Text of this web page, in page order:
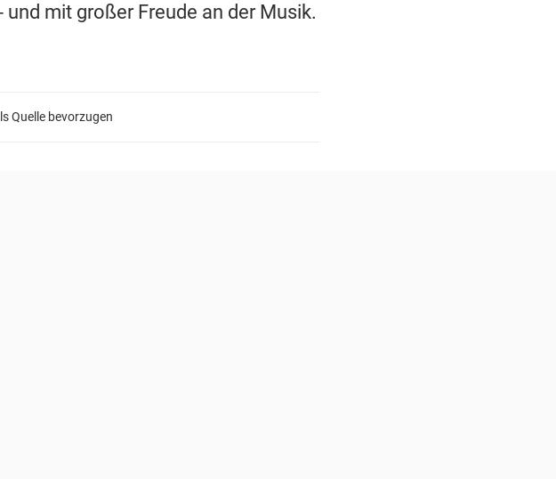
mit großer Freude an der Musik.
Quelle bevorzugen